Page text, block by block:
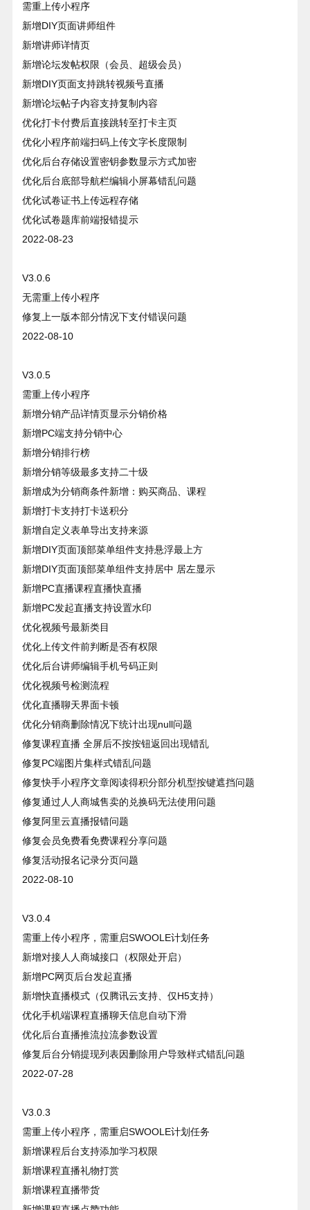
需重上传小程序
新增DIY页面讲师组件
新增讲师详情页
新增论坛发帖权限（会员、超级会员）
新增DIY页面支持跳转视频号直播
新增论坛帖子内容支持复制内容
优化打卡付费后直接跳转至打卡主页
优化小程序前端扫码上传文字长度限制
优化后台存储设置密钥参数显示方式加密
优化后台底部导航栏编辑小屏幕错乱问题
优化试卷证书上传远程存储
优化试卷题库前端报错提示
2022-08-23
V3.0.6
无需重上传小程序
修复上一版本部分情况下支付错误问题
2022-08-10
V3.0.5
需重上传小程序
新增分销产品详情页显示分销价格
新增PC端支持分销中心
新增分销排行榜
新增分销等级最多支持二十级
新增成为分销商条件新增：购买商品、课程
新增打卡支持打卡送积分
新增自定义表单导出支持来源
新增DIY页面顶部菜单组件支持悬浮最上方
新增DIY页面顶部菜单组件支持居中 居左显示
新增PC直播课程直播快直播
新增PC发起直播支持设置水印
优化视频号最新类目
优化上传文件前判断是否有权限
优化后台讲师编辑手机号码正则
优化视频号检测流程
优化直播聊天界面卡顿
优化分销商删除情况下统计出现null问题
修复课程直播 全屏后不按按钮返回出现错乱
修复PC端图片集样式错乱问题
修复快手小程序文章阅读得积分部分机型按键遮挡问题
修复通过人人商城售卖的兑换码无法使用问题
修复阿里云直播报错问题
修复会员免费看免费课程分享问题
修复活动报名记录分页问题
2022-08-10
V3.0.4
需重上传小程序，需重启SWOOLE计划任务
新增对接人人商城接口（权限处开启）
新增PC网页后台发起直播
新增快直播模式（仅腾讯云支持、仅H5支持）
优化手机端课程直播聊天信息自动下滑
优化后台直播推流拉流参数设置
修复后台分销提现列表因删除用户导致样式错乱问题
2022-07-28
V3.0.3
需重上传小程序，需重启SWOOLE计划任务
新增课程后台支持添加学习权限
新增课程直播礼物打赏
新增课程直播带货